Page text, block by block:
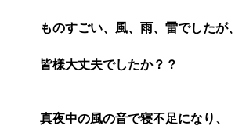
ものすごい、風、雨、雷でしたが、
皆様大丈夫でしたか？？
真夜中の風の音で寝不足になり、